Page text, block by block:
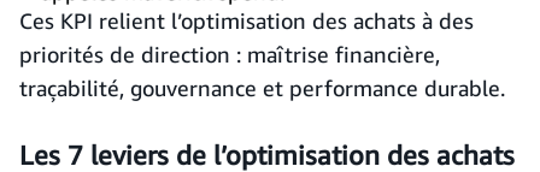
Ces KPI relient l’optimisation des achats à des
priorités de direction : maîtrise financière,
traçabilité, gouvernance et performance durable.
Les 7 leviers de l’optimisation des achats